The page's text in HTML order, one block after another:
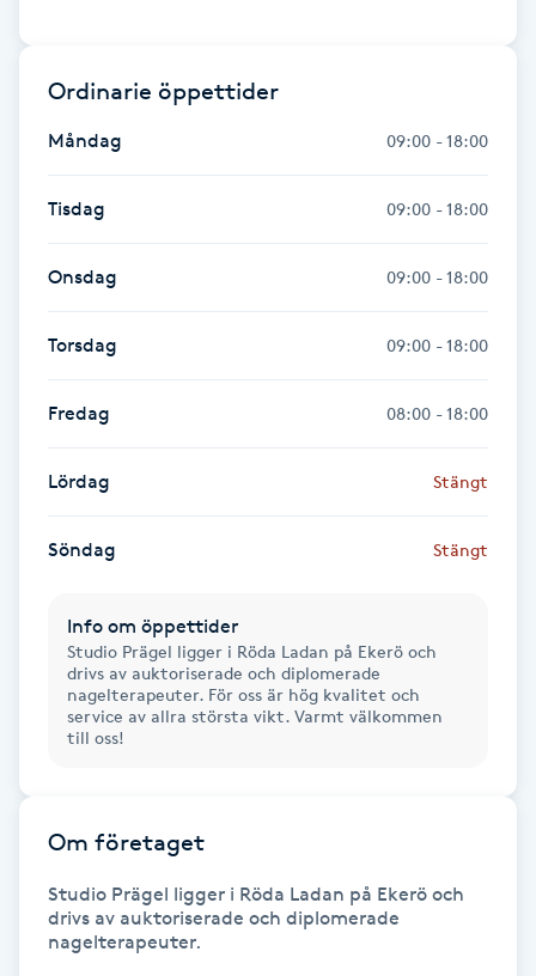
Hypnos
Hälsprickor
Idrottsmassage
IPL hårborttagning
J
Japansk massage
Ordinarie öppettider
Måndag 09:00 - 18:00
Tisdag 09:00 - 18:00
Onsdag 09:00 - 18:00
Torsdag 09:00 - 18:00
Fredag 08:00 - 18:00
Lördag Stängt
Söndag Stängt
Info om öppettider
Studio Prägel ligger i Röda Ladan på Ekerö och
drivs av auktoriserade och diplomerade
nagelterapeuter. För oss är hög kvalitet och
service av allra största vikt. Varmt välkommen
till oss!
Om företaget
Studio Prägel ligger i Röda Ladan på Ekerö och
drivs av auktoriserade och diplomerade
nagelterapeuter.